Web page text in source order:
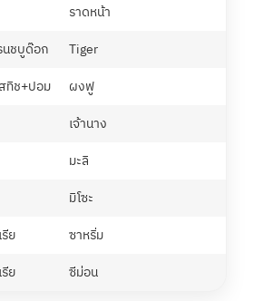
ราดหน้า
นชบูด๊อก Tiger
ทิช+ปอม ผงฟู
เจ้านาง
มะลิ
มิโซะ
ย ซาหริ่ม
ย ซีม่อน